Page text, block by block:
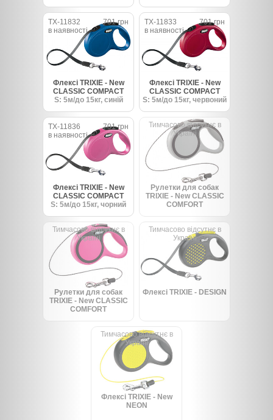
TX-11832
в наявності
701 грн
Флексі TRIXIE - New
CLASSIC COMPACT
S: 5м/до 15кг, синій
TX-11833
в наявності
701 грн
Флексі TRIXIE - New
CLASSIC COMPACT
S: 5м/до 15кг, червоний
TX-11836
в наявності
701 грн
Флексі TRIXIE - New
CLASSIC COMPACT
S: 5м/до 15кг, чорний
Тимчасово відсутнє в
Україні
Рулетки для собак
TRIXIE - New CLASSIC
COMFORT
Тимчасово відсутнє в
Україні
Рулетки для собак
TRIXIE - New CLASSIC
COMFORT
Тимчасово відсутнє в
Україні
Флексі TRIXIE - DESIGN
Тимчасово відсутнє в
Україні
Флексі TRIXIE - New
NEON